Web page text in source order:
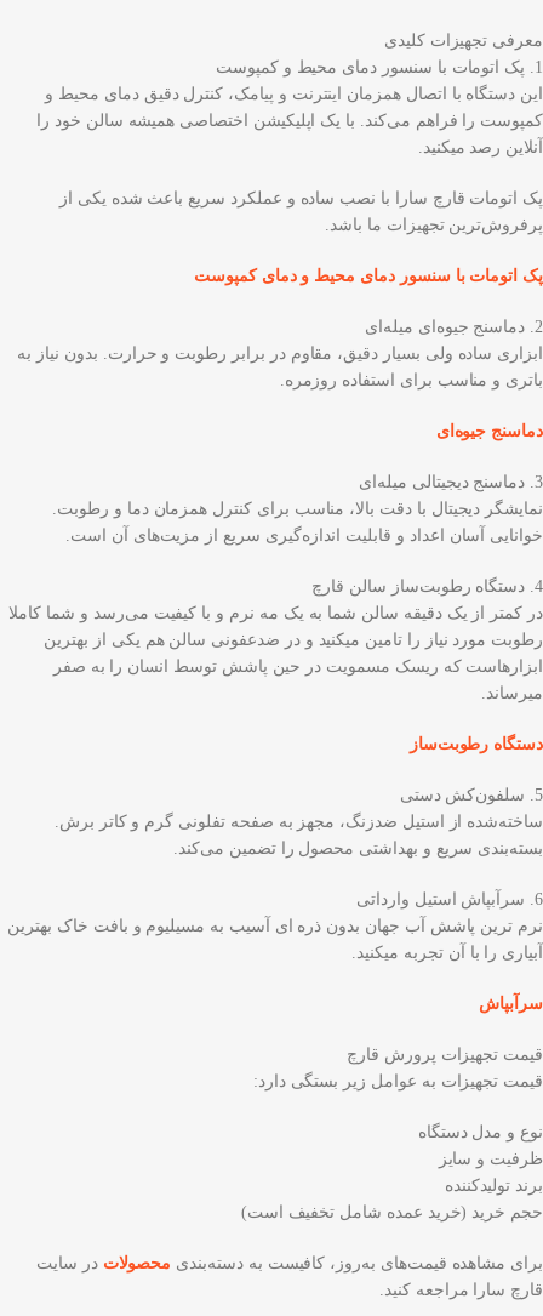
معرفی تجهیزات کلیدی
1. پک اتومات با سنسور دمای محیط و کمپوست
این دستگاه با اتصال همزمان اینترنت و پیامک، کنترل دقیق دمای محیط و
کمپوست را فراهم می‌کند. با یک اپلیکیشن اختصاصی همیشه سالن خود را
آنلاین رصد میکنید.
پک اتومات قارچ سارا با نصب ساده و عملکرد سریع باعث شده یکی از
پرفروش‌ترین تجهیزات ما باشد.
پک اتومات با سنسور دمای محیط و دمای کمپوست
2. دماسنج جیوه‌ای میله‌ای
ابزاری ساده ولی بسیار دقیق، مقاوم در برابر رطوبت و حرارت. بدون نیاز به
باتری و مناسب برای استفاده روزمره.
دماسنج جیوه‌ای
3. دماسنج دیجیتالی میله‌ای
نمایشگر دیجیتال با دقت بالا، مناسب برای کنترل همزمان دما و رطوبت.
خوانایی آسان اعداد و قابلیت اندازه‌گیری سریع از مزیت‌های آن است.
4. دستگاه رطوبت‌ساز سالن قارچ
در کمتر از یک دقیقه سالن شما به یک مه نرم و با کیفیت می‌رسد و شما کاملا
رطوبت مورد نیاز را تامین میکنید و در ضدعفونی سالن هم یکی از بهترین
ابزارهاست که ریسک مسمویت در حین پاشش توسط انسان را به صفر
میرساند.
دستگاه رطوبت‌ساز
5. سلفون‌کش دستی
ساخته‌شده از استیل ضدزنگ، مجهز به صفحه تفلونی گرم و کاتر برش.
بسته‌بندی سریع و بهداشتی محصول را تضمین می‌کند.
6. سرآبپاش استیل وارداتی
نرم ترین پاشش آب جهان بدون ذره ای آسیب به مسیلیوم و بافت خاک بهترین
آبیاری را با آن تجربه میکنید.
سرآبپاش
قیمت تجهیزات پرورش قارچ
قیمت تجهیزات به عوامل زیر بستگی دارد:
نوع و مدل دستگاه
ظرفیت و سایز
برند تولیدکننده
حجم خرید (خرید عمده شامل تخفیف است)
برای مشاهده قیمت‌های به‌روز، کافیست به دسته‌بندی محصولات در سایت
قارچ سارا مراجعه کنید.